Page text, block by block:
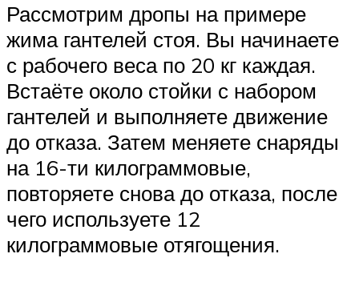
Рассмотрим дропы на примере
жима гантелей стоя. Вы начинаете
с рабочего веса по 20 кг каждая.
Встаёте около стойки с набором
гантелей и выполняете движение
до отказа. Затем меняете снаряды
на 16-ти килограммовые,
повторяете снова до отказа, после
чего используете 12
килограммовые отягощения.